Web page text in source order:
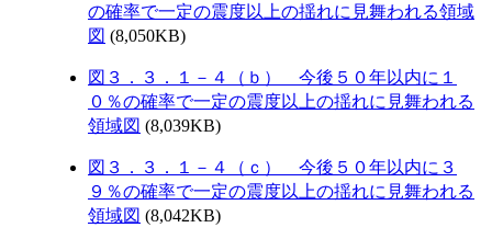
の確率で一定の震度以上の揺れに見舞われる領域
図 (8,050KB)
図３．３．１－４（ｂ） 今後５０年以内に１
０％の確率で一定の震度以上の揺れに見舞われる
領域図 (8,039KB)
図３．３．１－４（ｃ） 今後５０年以内に３
９％の確率で一定の震度以上の揺れに見舞われる
領域図 (8,042KB)